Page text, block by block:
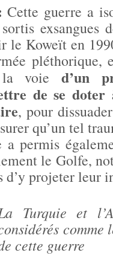
Cette guerre a
sortis exsangues
le Koweït en
pléthorique,
la voied’un
de se doter
, pour
qu’un tel
a permis
le Golfe,
d’y projeter leur
Turquie et
comme
cette guerre